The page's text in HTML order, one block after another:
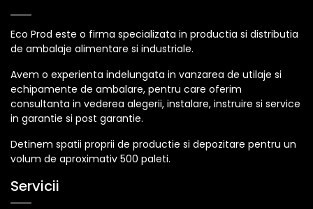
Eco Prod este o firma specializata in productia si distributia
de ambalaje alimentare si industriale.
Avem o experienta indelungata in vanzarea de utilaje si
echipamente de ambalare, pentru care oferim
consultanta in vederea alegerii, instalare, instruire si service
in garantie si post garantie.
Detinem spatii proprii de productie si depozitare pentru un
volum de aproximativ 500 paleti.
Servicii